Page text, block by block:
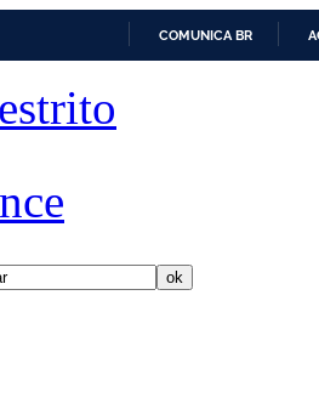
COMUNICA BR